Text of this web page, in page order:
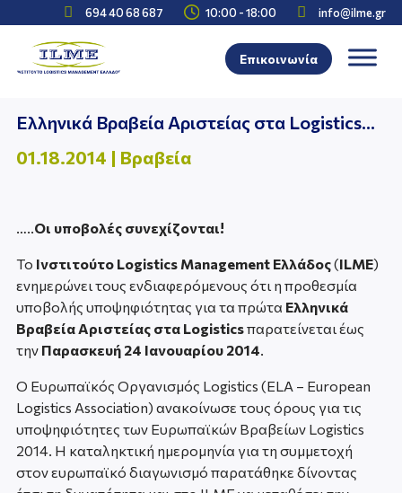
 694 40 68 687  10:00 - 18:00  info@ilme.gr
Επικοινωνία
Ελληνικά Βραβεία Αριστείας στα Logistics…
01.18.2014 | Βραβεία
…..Οι υποβολές συνεχίζονται!
Το Ινστιτούτο Logistics Management Ελλάδος(ILME)
ενημερώνει τους ενδιαφερόμενους ότι η προθεσμία
υποβολής υποψηφιότητας για τα πρώτα Ελληνικά
Βραβεία Αριστείας στα Logisticsπαρατείνεται έως
την Παρασκευή 24 Ιανουαρίου 2014.
Ο Ευρωπαϊκός Οργανισμός Logistics (ELA – European
Logistics Association) ανακοίνωσε τους όρους για τις
υποψηφιότητες των Ευρωπαϊκών Βραβείων Logistics
2014. Η καταληκτική ημερομηνία για τη συμμετοχή
στον ευρωπαϊκό διαγωνισμό παρατάθηκε δίνοντας